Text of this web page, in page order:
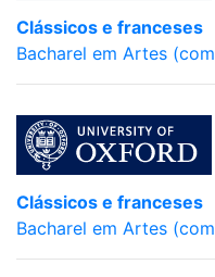
Clássicos e franceses
Bacharel em Artes
Clássicos e franceses
Bacharel em Artes